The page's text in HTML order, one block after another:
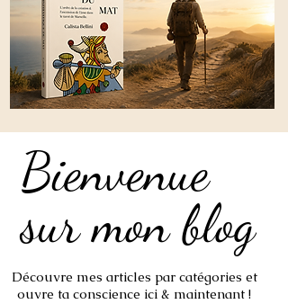
Bienvenue
sur mon blog
Bienvenue
sur mon blog
Découvre mes articles par catégories et
ouvre ta conscience ici & maintenant !